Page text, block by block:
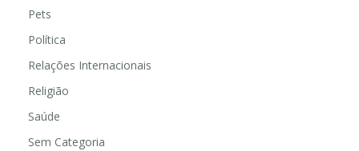
Pets
Política
Relações Internacionais
Religião
Saúde
Sem Categoria